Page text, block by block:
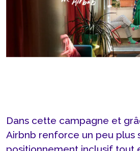
Dans cette campagne et
Airbnb renforce un peu plus